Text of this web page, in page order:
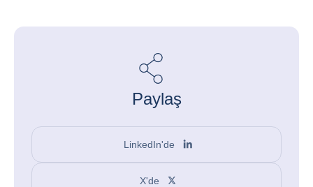
Paylaş
LinkedIn'de
X'de